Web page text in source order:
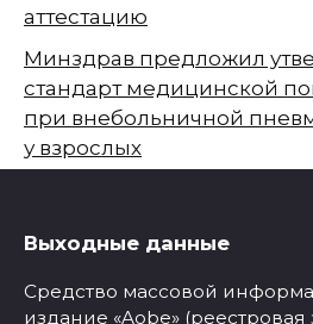
аттестацию
Минздрав предложил
стандарт медицинской
при внебольничной
у взрослых
Выходные данные
Средство массовой
издание «Aobe»